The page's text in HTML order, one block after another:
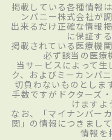
掲載している各種情報
ンパニー株式会社が
出来るだけ正確な情報
に保証す
掲載されている医療機
必ず該当の医療
当サービスによって生
ク、およびミーカンパ
切負わないものとしま
手数ですがドクターズ
けますよ
なお、「マイナンバー
関」の情報につきまし
情報を